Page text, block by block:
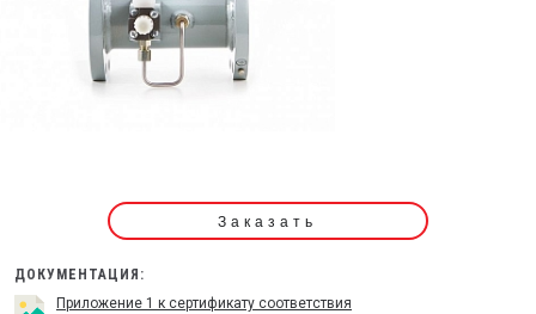
Заказать
ДОКУМЕНТАЦИЯ:
Приложение 1 к сертификату соответствия